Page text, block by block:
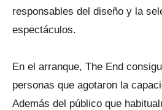
responsables del diseño y la
espectáculos.
En el arranque, The End
personas que agotaron la
Además del público que